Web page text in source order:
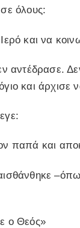
όλους:
και να
αντέδρασε.
και άρχισε
παπά και
ο Θεός»